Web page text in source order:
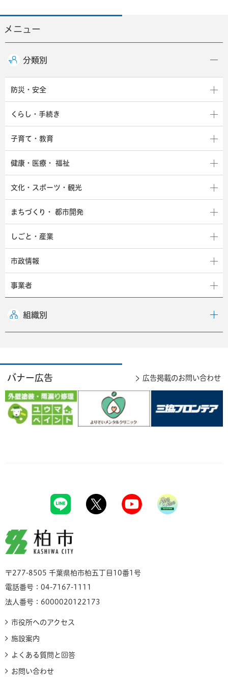
メニュー
分類別
防災・安全
くらし・手続き
子育て・教育
健康・医療・ 福祉
文化・スポーツ・観光
まちづくり・ 都市開発
しごと・産業
市政情報
事業者
組織別
バナー広告 広告掲載のお問い合わせ
柏市
〒277-8505 千葉県柏市柏五丁目10番1号
電話番号：04-7167-1111
法人番号：6000020122173
市役所へのアクセス
施設案内
よくある質問と回答
お問い合わせ